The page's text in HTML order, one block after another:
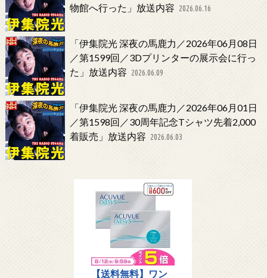
物館へ行った」放送内容 2026.06.16
「伊集院光 深夜の馬鹿力／2026年06月08日
／第1599回／3Dプリンターの展示会に行っ
た」放送内容 2026.06.09
「伊集院光 深夜の馬鹿力／2026年06月01日
／第1598回／30周年記念Tシャツ先着2,000
着販売」放送内容 2026.06.03